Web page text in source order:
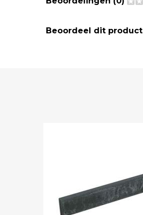
Beoordeel dit product